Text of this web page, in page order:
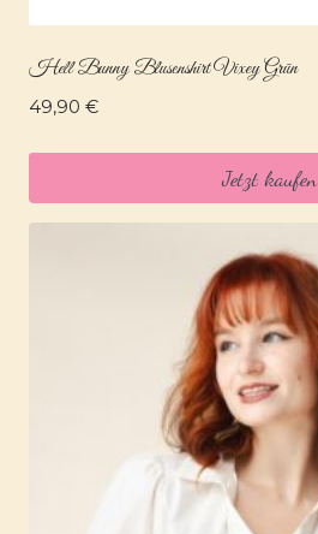
Hell Bunny Blusenshirt Vixey Grün
49,90 €
Jetzt kaufen